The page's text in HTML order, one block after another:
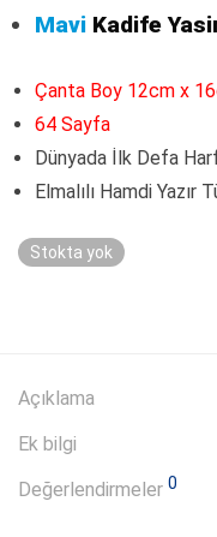
Mavi Kadife
Çanta Boy 12cm x
64 Sayfa
Dünyada İlk Defa
Elmalılı Hamdi Yazır
Stokta yok
Açıklama
Ek bilgi
Değerlendirmeler 0